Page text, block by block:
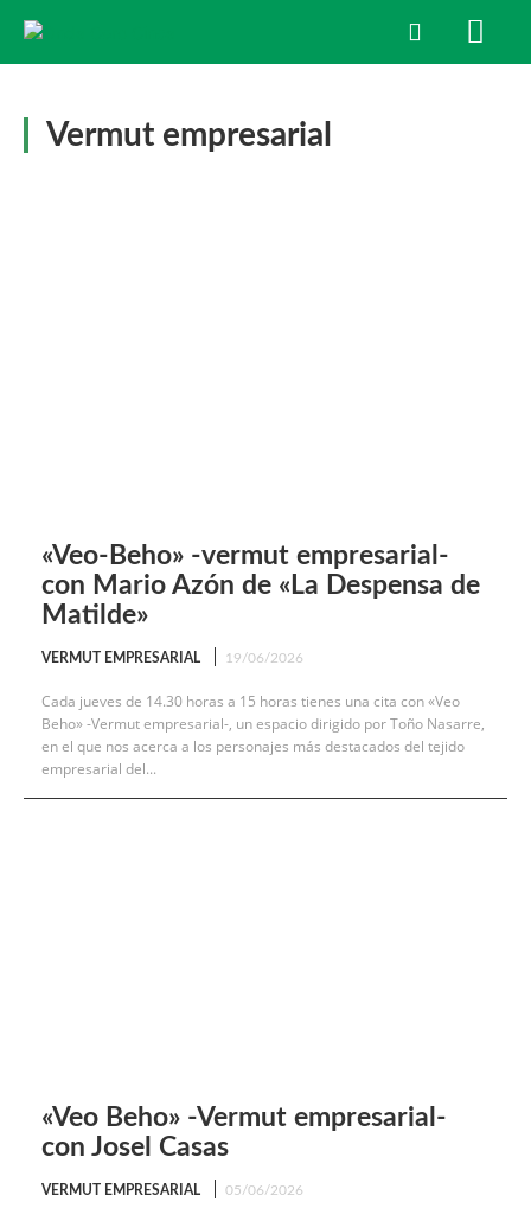
Vermut empresarial
«Veo-Beho» -vermut empresarial-
con Mario Azón de «La Despensa de
Matilde»
VERMUT EMPRESARIAL 19/06/2026
Cada jueves de 14.30 horas a 15 horas tienes una cita con «Veo
Beho» -Vermut empresarial-, un espacio dirigido por Toño Nasarre,
en el que nos acerca a los personajes más destacados del tejido
empresarial del...
«Veo Beho» -Vermut empresarial-
con Josel Casas
VERMUT EMPRESARIAL 05/06/2026